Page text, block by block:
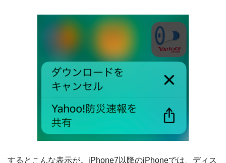
するとこんな表示が。iPhone7以降のiPhoneでは、ディス